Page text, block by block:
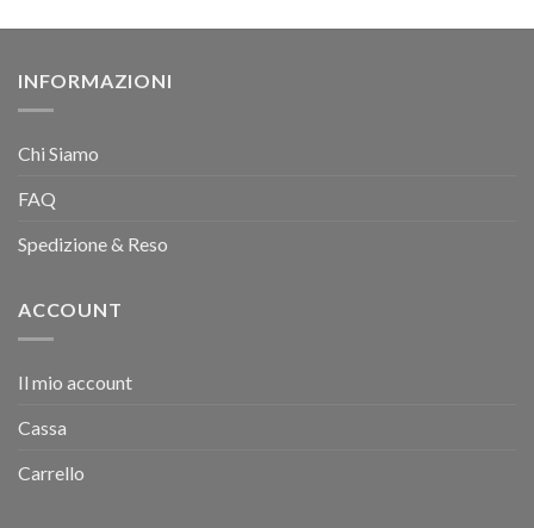
INFORMAZIONI
Chi Siamo
FAQ
Spedizione & Reso
ACCOUNT
Il mio account
Cassa
Carrello